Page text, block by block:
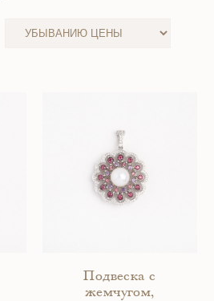
Подвеска с
жемчугом,